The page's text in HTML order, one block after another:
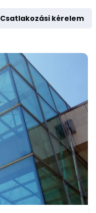
Csatlakozási kérelem